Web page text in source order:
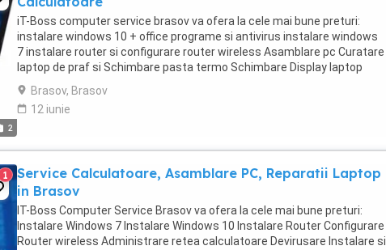
2
iT-Boss computer service brasov va ofera la cele mai bune preturi:
instalare windows 10 + office programe si antivirus instalare windows
7 instalare router si configurare router wireless Asamblare pc Curatare
laptop de praf si Schimbare pasta termo Schimbare Display laptop
Upgrade SSD, montaj SSD instalare ...
Brasov, Brasov
12 iunie
1
Service Calculatoare, Asamblare PC, Reparatii Laptop
in Brasov
IT-Boss Computer Service Brasov va ofera la cele mai bune preturi:
Instalare Windows 7 Instalare Windows 10 Instalare Router Configurare
Router wireless Administrare retea calculatoare Devirusare Instalare si